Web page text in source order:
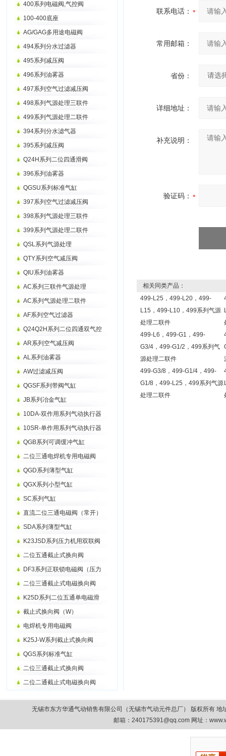
400系列电磁阀,气控阀
100-400底座
AG/GAG多用途电磁阀
494系列分水过滤器
495系列减压阀
496系列油雾器
497系列空气过滤减压阀
498系列气源处理三联件
499系列气源处理二联件
394系列分水滤气器
395系列减压阀
Q24H系列二位四通滑阀
396系列油雾器
QGSU系列标准气缸
397系列空气过滤减压阀
398系列气源处理三联件
399系列气源处理二联件
QSL系列气源处理
QTY系列空气减压阀
QIU系列油雾器
AC系列三联件气源处理
AC系列气源处理二联件
AF系列空气过滤器
Q24Q2H系列二位四通双气控
AR系列空气减压阀
AL系列油雾器
AW过滤减压阀
QGSF系列带阀气缸
JB系列冶金气缸
10DA-双作用系列气动执行器
10SR-单作用系列气动执行器
QGB系列可调缓冲气缸
二位三通电焊机专用电磁阀
QGD系列薄型气缸
QGX系列小型气缸
SC系列气缸
直流二位三通电磁阀（常开）
SDA系列薄型气缸
K23JSD系列压力机用双联阀
二位五通截止式换向阀
DF3系列正联锁电磁阀（压力
二位三通截止式电磁换向阀
K25D系列二位五通单电磁滑
截止式换向阀（W）
电焊机专用电磁阀
K25J-W系列截止式换向阀
QGS系列标准气缸
二位三通截止式换向阀
二位二通截止式电磁换向阀
联系电话：
常用邮箱：
省份：
详细地址：
补充说明：
验证码：
相关同类产品：
499-L25，499-L20，499-
L15，499-L10，499系列气源
处理二联件
499-L6，499-G1，499-
G3/4，499-G1/2，499系列气
源处理二联件
499-G3/8，499-G1/4，499-
G1/8，499-L25，499系列气源
处理二联件
无锡市东方华通气动销售有限公司（无锡市气动元件总厂） 版权所有
邮箱：240175391@qq.com 网址：